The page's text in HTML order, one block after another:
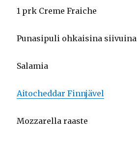
1 prk Creme Fraiche
Punasipuli ohkaisina siivuina
Salamia
Aitocheddar Finnjävel
Mozzarella raaste